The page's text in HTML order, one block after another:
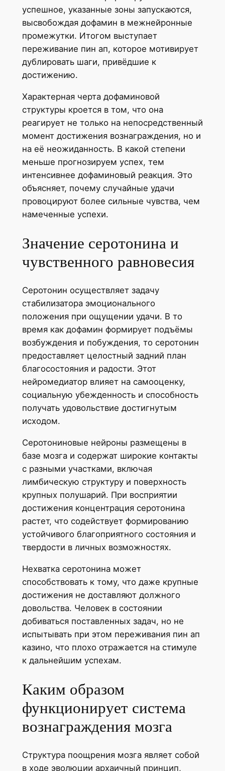
успешное, указанные зоны запускаются,
высвобождая дофамин в межнейронные
промежутки. Итогом выступает
переживание пин ап, которое мотивирует
дублировать шаги, привёдшие к
достижению.
Характерная черта дофаминовой
структуры кроется в том, что она
реагирует не только на непосредственный
момент достижения вознаграждения, но и
на её неожиданность. В какой степени
меньше прогнозируем успех, тем
интенсивнее дофаминовый реакция. Это
объясняет, почему случайные удачи
провоцируют более сильные чувства, чем
намеченные успехи.
Значение серотонина и
чувственного равновесия
Серотонин осуществляет задачу
стабилизатора эмоционального
положения при ощущении удачи. В то
время как дофамин формирует подъёмы
возбуждения и побуждения, то серотонин
предоставляет целостный задний план
благосостояния и радости. Этот
нейромедиатор влияет на самооценку,
социальную убежденность и способность
получать удовольствие достигнутым
исходом.
Серотониновые нейроны размещены в
базе мозга и содержат широкие контакты
с разными участками, включая
лимбическую структуру и поверхность
крупных полушарий. При восприятии
достижения концентрация серотонина
растет, что содействует формированию
устойчивого благоприятного состояния и
твердости в личных возможностях.
Нехватка серотонина может
способствовать к тому, что даже крупные
достижения не доставляют должного
довольства. Человек в состоянии
добиваться поставленных задач, но не
испытывать при этом переживания пин ап
казино, что плохо отражается на стимуле
к дальнейшим успехам.
Каким образом
функционирует система
вознаграждения мозга
Структура поощрения мозга являет собой
в ходе эволюции архаичный принцип,